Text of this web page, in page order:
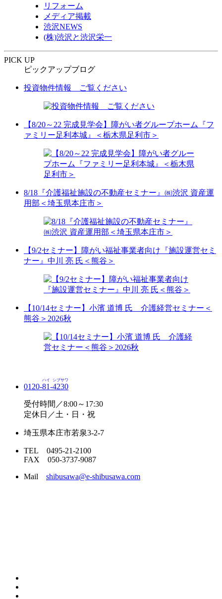
リフォーム
メディア掲載
渋沢NEWS
(株)渋沢と渋沢栄一
PICK UP
ピックアップブログ
投資物件情報 ご覧ください
【8/20～22 完成見学会】障がい者グループホーム『フ
ァミリー足利本城』＜栃木県足利市＞
8/18『介護福祉施設の不動産セミナー』㈱渋沢 資産運
用部＜埼玉県本庄市＞
【9/2セミナー】障がい福祉事業者向け『施設運営セミ
ナー』中川 亮 氏＜熊谷＞
【10/14セミナー】小濱 道博 氏 介護経営セミナー＜
熊谷＞2026秋
0120-81
ハイ
-4230
シブサワ
受付時間／8:00～17:30
定休日／土・日・祝
埼玉県本庄市若泉3-2-7
TEL 0495-21-2100
FAX 050-3737-9087
Mail shibusawa@e-shibusawa.com